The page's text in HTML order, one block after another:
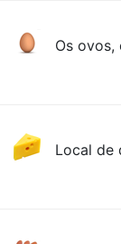
Os ovos,
Local de